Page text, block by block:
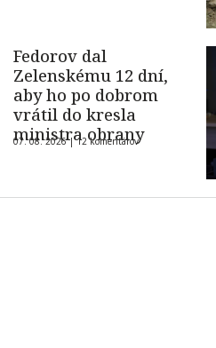
Fedorov dal
Zelenskému 12 dní,
aby ho po dobrom
vrátil do kresla
ministra obrany
07. 08. 2026 |12 komentárov